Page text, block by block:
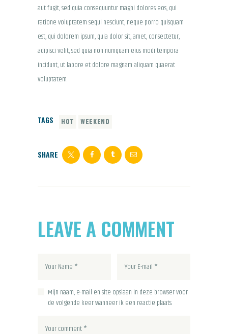
aut fugit, sed quia consequuntur magni dolores eos, qui
ratione voluptatem sequi nesciunt, neque porro quisquam
est, qui dolorem ipsum, quia dolor sit, amet, consectetur,
adipisci velit, sed quia non numquam eius modi tempora
incidunt, ut labore et dolore magnam aliquam quaerat
voluptatem.
TAGS HOT WEEKEND
SHARE
LEAVE A COMMENT
Mijn naam, e-mail en site opslaan in deze browser voor
de volgende keer wanneer ik een reactie plaats.